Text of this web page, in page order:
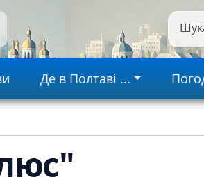
Де в Полтаві ...